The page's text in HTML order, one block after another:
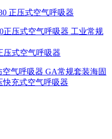
正压式空气呼吸器
压式空气呼吸器
海固
快充式空气呼吸器